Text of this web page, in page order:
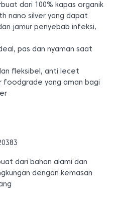
dari 100% kapas organik
nano silver yang dapat
jamur penyebab infeksi,
pas dan nyaman saat
fleksibel, anti lecet
foodgrade yang aman bagi
dari bahan alami dan
dengan kemasan